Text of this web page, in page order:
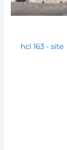
hcl 163 - site